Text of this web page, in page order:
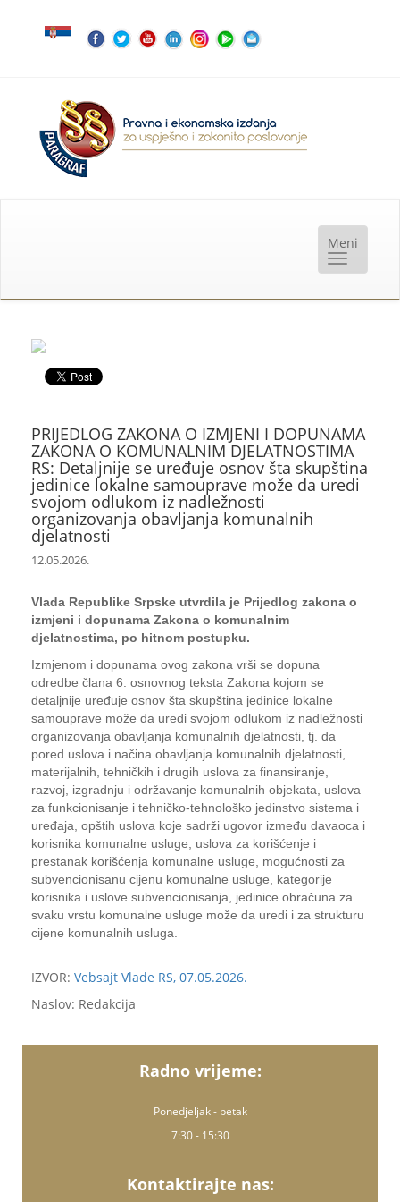
PRIJEDLOG ZAKONA O IZMJENI I DOPUNAMA
ZAKONA O KOMUNALNIM DJELATNOSTIMA
RS: Detaljnije se uređuje osnov šta skupština
jedinice lokalne samouprave može da uredi
svojom odlukom iz nadležnosti
organizovanja obavljanja komunalnih
djelatnosti
12.05.2026.
Vlada Republike Srpske utvrdila je Prijedlog zakona o
izmjeni i dopunama Zakona o komunalnim
djelatnostima, po hitnom postupku.
Izmjenom i dopunama ovog zakona vrši se dopuna
odredbe člana 6. osnovnog teksta Zakona kojom se
detaljnije uređuje osnov šta skupština jedinice lokalne
samouprave može da uredi svojom odlukom iz nadležnosti
organizovanja obavljanja komunalnih djelatnosti, tj. da
pored uslova i načina obavljanja komunalnih djelatnosti,
materijalnih, tehničkih i drugih uslova za finansiranje,
razvoj, izgradnju i održavanje komunalnih objekata, uslova
za funkcionisanje i tehničko-tehnološko jedinstvo sistema i
uređaja, opštih uslova koje sadrži ugovor između davaoca i
korisnika komunalne usluge, uslova za korišćenje i
prestanak korišćenja komunalne usluge, mogućnosti za
subvencionisanu cijenu komunalne usluge, kategorije
korisnika i uslove subvencionisanja, jedinice obračuna za
svaku vrstu komunalne usluge može da uredi i za strukturu
cijene komunalnih usluga.
IZVOR: Vebsajt Vlade RS, 07.05.2026.
Naslov: Redakcija
Radno vrijeme:
Ponedjeljak - petak
7:30 - 15:30
Kontaktirajte nas: